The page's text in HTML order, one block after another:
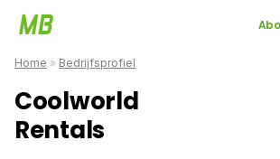
Home » Bedrijfsprofiel
Coolworld
Rentals